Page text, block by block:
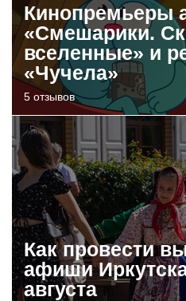
Кинопремьеры
«Смешарики.
вселенные» и
«Чучела»
5 отзывов
Как провести
афиши
августа